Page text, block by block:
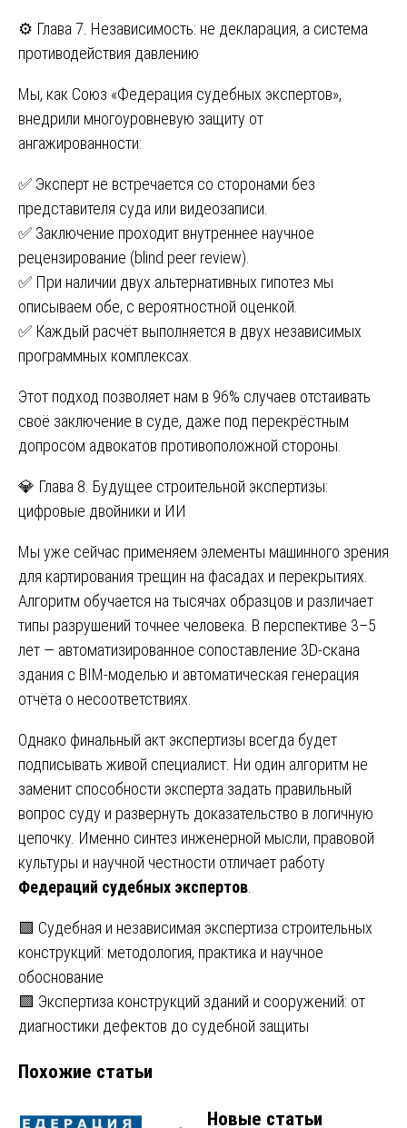
⚙️ Глава 7. Независимость: не декларация, а система
противодействия давлению
Мы, как Союз «Федерация судебных экспертов»,
внедрили многоуровневую защиту от
ангажированности:
✅ Эксперт не встречается со сторонами без
представителя суда или видеозаписи.
✅ Заключение проходит внутреннее научное
рецензирование (blind peer review).
✅ При наличии двух альтернативных гипотез мы
описываем обе, с вероятностной оценкой.
✅ Каждый расчёт выполняется в двух независимых
программных комплексах.
Этот подход позволяет нам в 96% случаев отстаивать
своё заключение в суде, даже под перекрёстным
допросом адвокатов противоположной стороны.
💎 Глава 8. Будущее строительной экспертизы:
цифровые двойники и ИИ
Мы уже сейчас применяем элементы машинного зрения
для картирования трещин на фасадах и перекрытиях.
Алгоритм обучается на тысячах образцов и различает
типы разрушений точнее человека. В перспективе 3–5
лет — автоматизированное сопоставление 3D-скана
здания с BIM-моделью и автоматическая генерация
отчёта о несоответствиях.
Однако финальный акт экспертизы всегда будет
подписывать живой специалист. Ни один алгоритм не
заменит способности эксперта задать правильный
вопрос суду и развернуть доказательство в логичную
цепочку. Именно синтез инженерной мысли, правовой
культуры и научной честности отличает работу
Федераций судебных экспертов
Навигация
по
записям
🟩 Судебная и независимая экспертиза строительных
конструкций: методология, практика и научное
обоснование
🟩 Экспертиза конструкций зданий и сооружений: от
диагностики дефектов до судебной защиты
Похожие статьи
Новые статьи